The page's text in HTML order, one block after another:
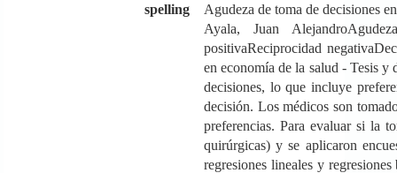
spelling
Agudeza de toma de decisiones
Ayala, Juan
positivaReciprocidad
en economía de la salud - Tesis
decisiones, lo que incluye
decisión. Los médicos son
preferencias. Para evaluar si la
quirúrgicas) y se aplicaron
regresiones lineales y